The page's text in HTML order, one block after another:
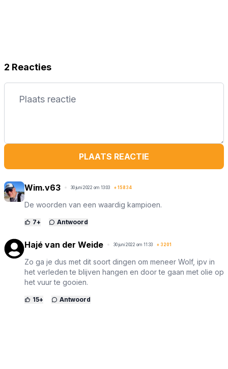
2 Reacties
PLAATS REACTIE
Wim.v63 30 juni 2022 om 13:03 + 15834
De woorden van een waardig kampioen.
7+ Antwoord
Hajé van der Weide 30 juni 2022 om 11:33 + 3201
Zo ga je dus met dit soort dingen om meneer Wolf, ipv in
het verleden te blijven hangen en door te gaan met olie op
het vuur te gooien.
15+ Antwoord